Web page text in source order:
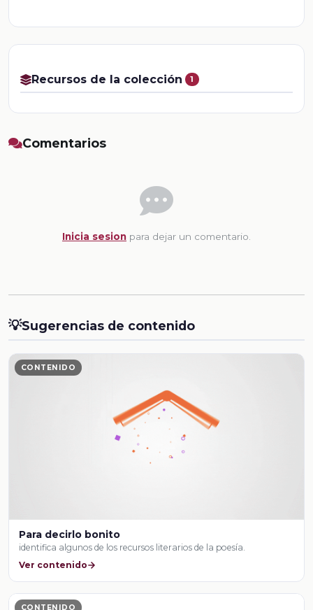
Recursos de la colección 1
Comentarios
Inicia sesion para dejar un comentario.
💡Sugerencias de contenido
CONTENIDO
Para decirlo bonito
identifica algunos de los recursos literarios de la poesía.
Ver contenido
CONTENIDO